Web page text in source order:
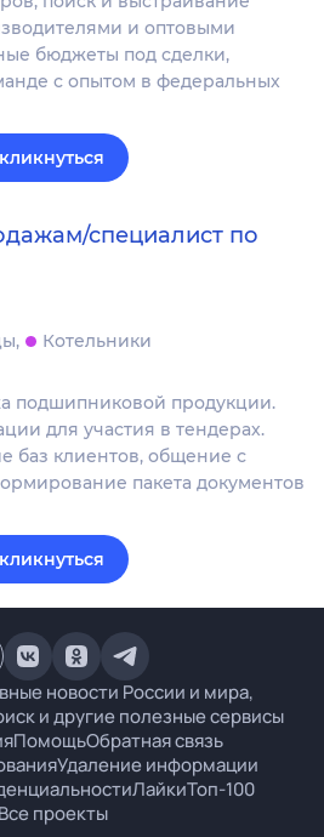
и оптовыми
бюджеты под сделки,
с опытом в федеральных
специалист по
Котельники
подшипниковой продукции.
для участия в тендерах.
баз клиентов, общение с
пакета документов
новости России и мира,
и другие полезные сервисы
ПомощьОбратная связь
Удаление информации
ЛайкиТоп-100
Все проекты